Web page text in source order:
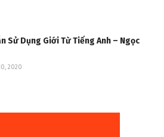
Sử Dụng Giới Từ Tiếng Anh – Ngọc
2020